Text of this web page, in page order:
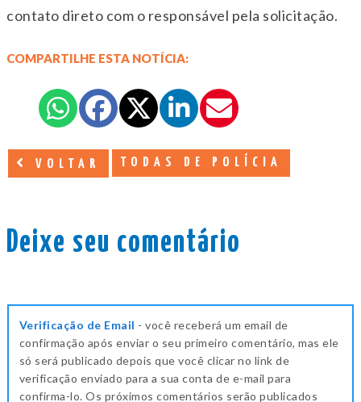
contato direto com o responsável pela solicitação.
COMPARTILHE ESTA NOTÍCIA:
VOLTAR TODAS DE POLÍCIA
Deixe seu comentário
Verificação de Email - você receberá um email de
confirmação após enviar o seu primeiro comentário, mas ele
só será publicado depois que você clicar no link de
verificação enviado para a sua conta de e-mail para
confirma-lo. Os próximos comentários serão publicados